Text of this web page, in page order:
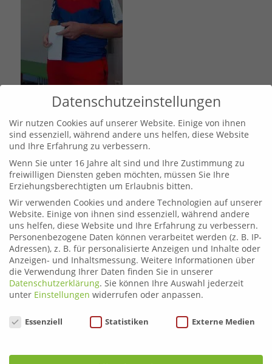
Leoben
Telefon: 03842 44254
Email:fahrschule.leoben@plonner.at
Liezen
Telefon:03612 21222
Email:fahrschule.liezen@plonner.at
Öffnungszeiten
Liezen: Montag bis Donnerstag: 9.00 – 12.00 und 13.00 –
Freitag: 9.00 – 12.00 und 13.00 – 15.00 Uhr
Datenschutzeinstellungen
Wir nutzen Cookies auf unserer Website. Einige von ihnen
sind essenziell, während andere uns helfen, diese Website
und Ihre Erfahrung zu verbessern.
Wenn Sie unter 16 Jahre alt sind und Ihre Zustimmung zu
freiwilligen Diensten geben möchten, müssen Sie Ihre
Erziehungsberechtigten um Erlaubnis bitten.
Wir verwenden Cookies und andere Technologien auf unserer
Website. Einige von ihnen sind essenziell, während andere
uns helfen, diese Website und Ihre Erfahrung zu verbessern.
Personenbezogene Daten können verarbeitet werden (z. B. IP-
Adressen), z. B. für personalisierte Anzeigen und Inhalte oder
Anzeigen- und Inhaltsmessung. Weitere Informationen über
die Verwendung Ihrer Daten finden Sie in unserer
Datenschutzerklärung. Sie können Ihre Auswahl jederzeit
unter Einstellungen widerrufen oder anpassen.
Datenschutzeinstellungen
Essenziell Statistiken Externe Medien